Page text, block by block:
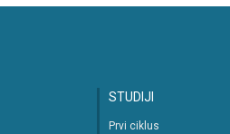
STUDIJI
Prvi ciklus